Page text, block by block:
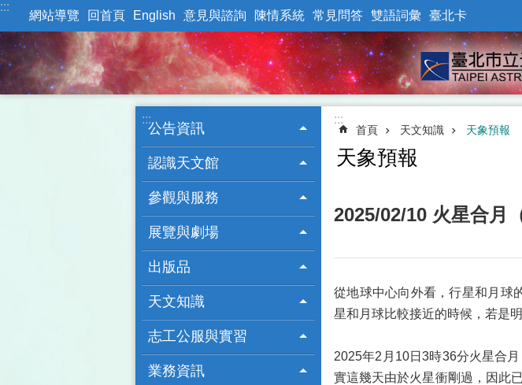
跳到主要內容區塊
:::
網站導覽 回首頁 English 意見與諮詢 陳情系統 常見問答 雙語詞彙 臺北卡
:::
公告資訊
認識天文館
參觀與服務
展覽與劇場
出版品
天文知識
志工公服與實習
業務資訊
:::
首頁 天文知識 天象預報
天象預報
2025/02/10 火星合月
從地球中心向外看，行星和月球
星和月球比較接近的時候，若是
2025年2月10日3時36分火星合
實這幾天由於火星衝剛過，因此